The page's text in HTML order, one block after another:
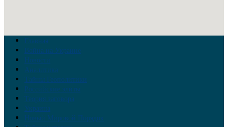
Главная
Война на Украине
Новости
Аналитика
Тайны Геополитики
Российские элиты
Теория заговора
Украина
Новый Мировой Порядок